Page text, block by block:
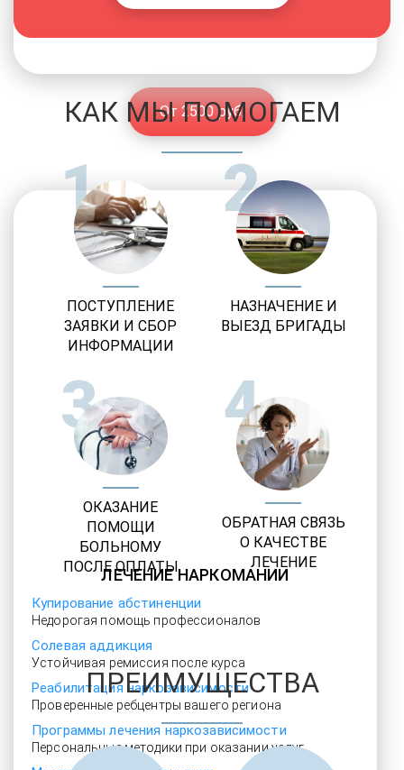
От 2500 руб.
ЛЕЧЕНИЕ НАРКОМАНИИ
Купирование абстиненции
Недорогая помощь профессионалов
Солевая аддикция
Устойчивая ремиссия после курса
Реабилитация наркозависимости
Проверенные ребцентры вашего региона
Программы лечения наркозависимости
Персональные методики при оказании услуг
КАК МЫ ПОМОГАЕМ
1
ПОСТУПЛЕНИЕ
ЗАЯВКИ И СБОР
ИНФОРМАЦИИ
2
НАЗНАЧЕНИЕ И
ВЫЕЗД БРИГАДЫ
3
ОКАЗАНИЕ
ПОМОЩИ
БОЛЬНОМУ
ПОСЛЕ ОПЛАТЫ
4
ОБРАТНАЯ СВЯЗЬ
О КАЧЕСТВЕ
ЛЕЧЕНИЕ
ПРЕИМУЩЕСТВА